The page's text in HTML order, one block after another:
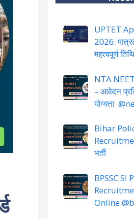
UPTET
2026:
महत्वपूर्ण
NTA
– आवेदन
योग्यता
Bihar
भर्ती
BPSSC
Online